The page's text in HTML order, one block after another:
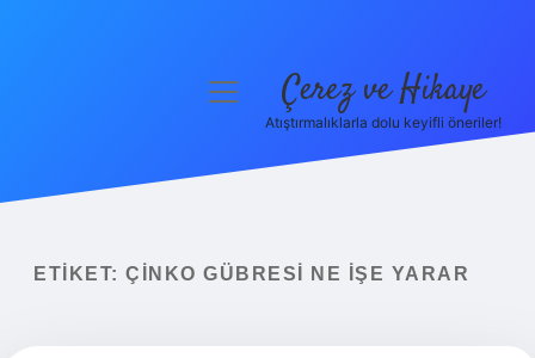
Yasal Uyarı
menüyü Çerez ve Hikaye
Atıştırmalıklarla dolu keyifli öneriler!
ETIKET: ÇINKO GÜBRESI NE IŞE YARAR